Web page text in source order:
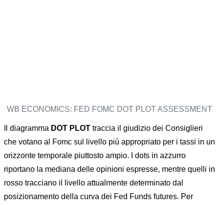
WB ECONOMICS: FED FOMC DOT PLOT ASSESSMENT
Il diagramma DOT PLOT traccia il giudizio dei Consiglieri
che votano al Fomc sul livello più appropriato per i tassi in un
orizzonte temporale piuttosto ampio. I dots in azzurro
riportano la mediana delle opinioni espresse, mentre quelli in
rosso tracciano il livello attualmente determinato dal
posizionamento della curva dei Fed Funds futures. Per